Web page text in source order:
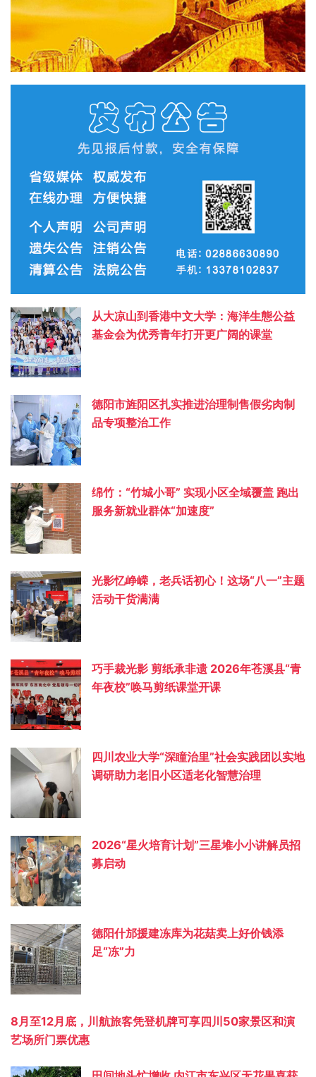
从大凉山到香港中文大学：海洋生態公益
基金会为优秀青年打开更广阔的课堂
德阳市旌阳区扎实推进治理制售假劣肉制
品专项整治工作
绵竹：“竹城小哥” 实现小区全域覆盖 跑出
服务新就业群体“加速度”
光影忆峥嵘，老兵话初心！这场“八一”主题
活动干货满满
巧手裁光影 剪纸承非遗 2026年苍溪县“青
年夜校”唤马剪纸课堂开课
四川农业大学“深瞳治里”社会实践团以实地
调研助力老旧小区适老化智慧治理
2026“星火培育计划”三星堆小小讲解员招
募启动
德阳什邡援建冻库为花菇卖上好价钱添
足“冻”力
8月至12月底，川航旅客凭登机牌可享四川50家景区和演
艺场所门票优惠